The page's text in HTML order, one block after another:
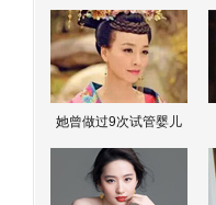
她曾做过9次试管婴儿